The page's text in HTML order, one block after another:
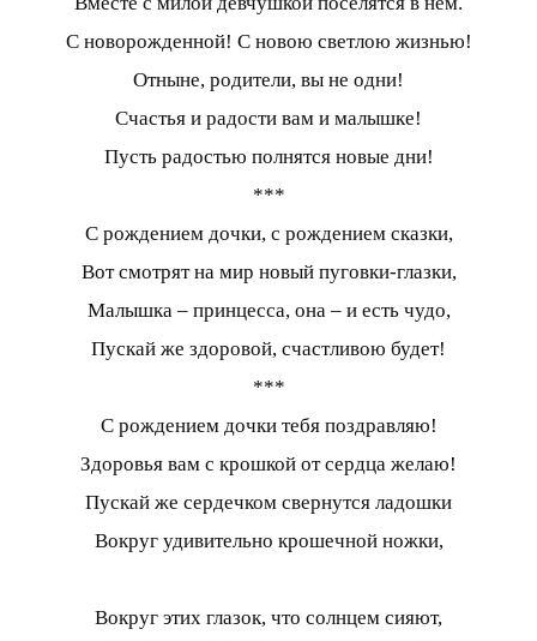
С новорожденной! С новою светлою жизнью!
Отныне, родители, вы не одни!
Счастья и радости вам и малышке!
Пусть радостью полнятся новые дни!
***
С рождением дочки, с рождением сказки,
Вот смотрят на мир новый пуговки-глазки,
Малышка – принцесса, она – и есть чудо,
Пускай же здоровой, счастливою будет!
***
С рождением дочки тебя поздравляю!
Здоровья вам с крошкой от сердца желаю!
Пускай же сердечком свернутся ладошки
Вокруг удивительно крошечной ножки,
Вокруг этих глазок, что солнцем сияют,